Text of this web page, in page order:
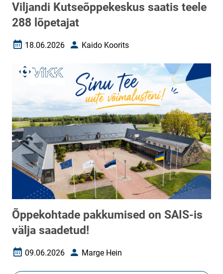
Viljandi Kutseõppekeskus saatis teele
288 lõpetajat
Loomise kuupäev
18.06.2026 AutorKaido Koorits
Õppekohtade pakkumised on SAIS-is
välja saadetud!
Loomise kuupäev
09.06.2026 AutorMarge Hein